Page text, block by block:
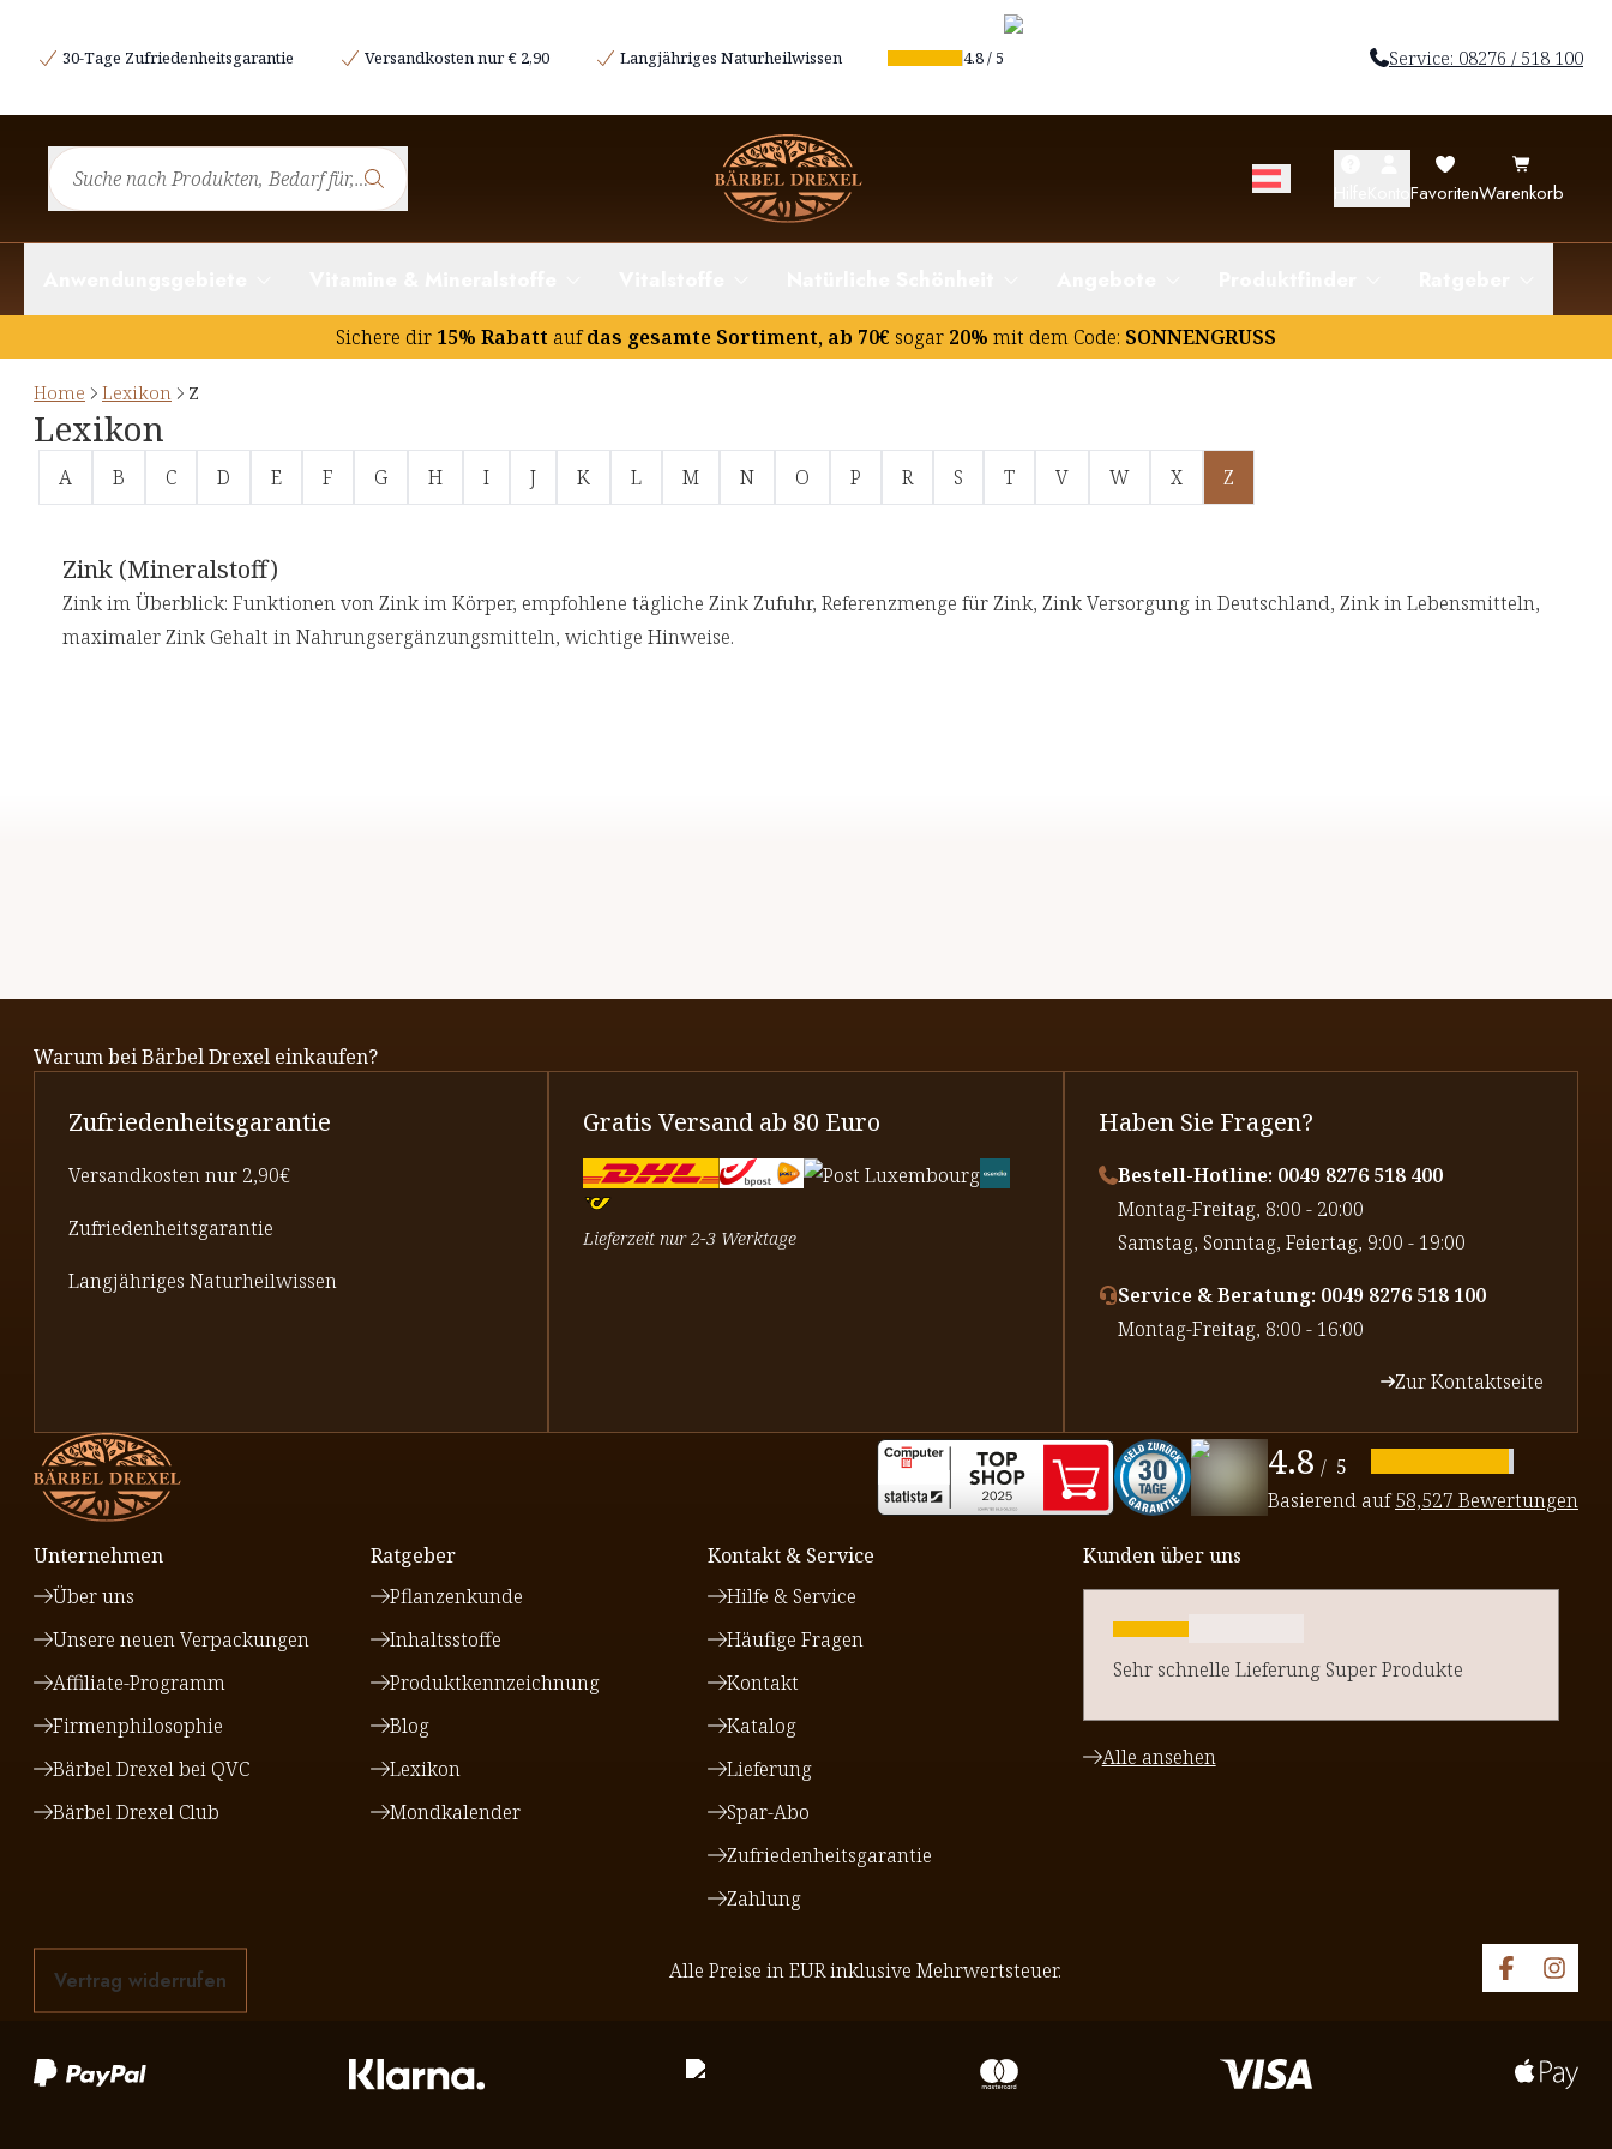
30-Tage Zufriedenheitsgarantie Versandkosten nur € 2,90 Langjähriges Naturheilwissen 4.8/5 Service: 08276 / 518 100
FavoritenWarenkorb
Sichere dir 15% Rabatt aufdas gesamte Sortiment, ab 70€ sogar 20% mit dem Code: SONNENGRUSS
Home Lexikon Z
Lexikon
A B C D E F G H I J K L M N O P R S T V W X Z
Zink (Mineralstoff)
Zink im Überblick: Funktionen von Zink im Körper, empfohlene tägliche Zink Zufuhr, Referenzmenge für Zink, Zink Versorgung in Deutschland, Zink in Lebensmitteln,
maximaler Zink Gehalt in Nahrungsergänzungsmitteln, wichtige Hinweise.
Warum bei Bärbel Drexel einkaufen?
Zufriedenheitsgarantie
Versandkosten nur 2,90€
Zufriedenheitsgarantie
Langjähriges Naturheilwissen
Gratis Versand ab 80 Euro
Lieferzeit nur 2-3 Werktage
Haben Sie Fragen?
Bestell-Hotline: 0049 8276 518 400
⁠Montag-Freitag, 8:00 - 20:00
⁠Samstag, Sonntag, Feiertag, 9:00 - 19:00
Service & Beratung: 0049 8276 518 100
⁠Montag-Freitag, 8:00 - 16:00
Zur Kontaktseite
4.8 / 5
Basierend auf58,527 Bewertungen
Unternehmen
Über uns
Unsere neuen Verpackungen
Affiliate-Programm
Firmenphilosophie
Bärbel Drexel bei QVC
Bärbel Drexel Club
Ratgeber
Pflanzenkunde
Inhaltsstoffe
Produktkennzeichnung
Blog
Lexikon
Mondkalender
Kontakt & Service
Hilfe & Service
Häufige Fragen
Kontakt
Katalog
Lieferung
Spar-Abo
Zufriedenheitsgarantie
Zahlung
Kunden über uns
Sehr schnelle Lieferung Super Produkte
Alle ansehen
Vertrag widerrufen Alle Preise in EUR inklusive Mehrwertsteuer.